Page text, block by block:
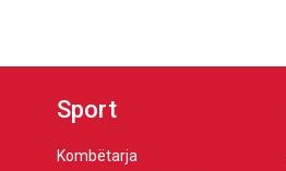
Sport
Kombëtarja